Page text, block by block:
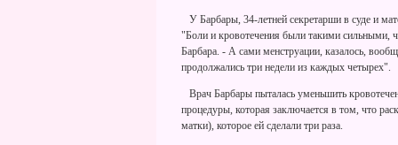
У Барбары, 34-летней секретарши в суде и
"Боли и кровотечения были такими сильными,
Барбара. - А сами менструации, казалось,
продолжались три недели из каждых четырех".
Врач Барбары пыталась уменьшить
процедуры, которая заключается в том, что
матки), которое ей сделали три раза.